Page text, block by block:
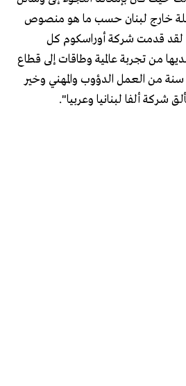
خارج لبنان حسب ما هو منصوص
لقد قدمت شركة أوراسكوم كل
من تجربة عالمية وطاقات إلى قطاع
الإتصالات في لبنان خلال 11 سنة من العمل الدؤوب والمهني وخير
شركة ألفا لبنانيا وعربيا".